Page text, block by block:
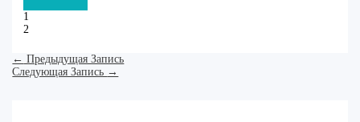
1
2
← Предыдущая Запись
Следующая Запись →